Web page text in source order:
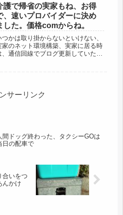
事。先生の字を見るとホッとしまし
。先生は90才を過ぎてからスマホ
...
護で帰省の実家もね、お得
、速いプロバイダーに決め
した。価格comからね。
つかは取り掛からないといけない、
家のネット環境構築、実家に居る時
、通信回線でブログ更新していたけ
あ...
サーリンク
間ドッグ終わった、タクシーGOは
日の配車で
合いをつ
かけ